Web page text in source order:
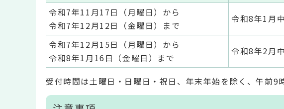
令和7年11月17日（月曜日）から
令和7年12月12日（金曜日）まで
令和8年1月
令和7年12月15日（月曜日）から
令和8年1月16日（金曜日）まで
令和8年2月
受付時間は土曜日・日曜日・祝日、年末年始を除く、午前9